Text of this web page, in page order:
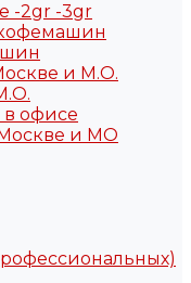
-2gr -3gr
и М.О.
офисе
и МО